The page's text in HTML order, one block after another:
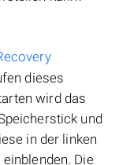
dieses
wird das
und
in der linken
Die